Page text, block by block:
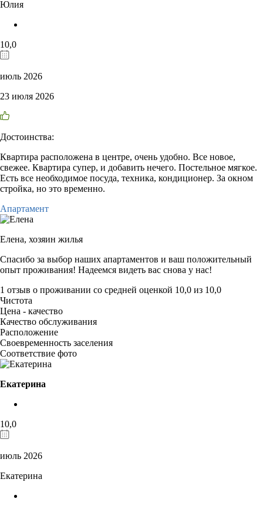
Юлия
10,0
июль 2026
23 июля 2026
Достоинства:
Квартира расположена в центре, очень удобно. Все новое,
свежее. Квартира супер, и добавить нечего. Постельное мягкое.
Есть все необходимое посуда, техника, кондиционер. За окном
стройка, но это временно.
Апартамент
Елена, хозяин жилья
Спасибо за выбор наших апартаментов и ваш положительный
опыт проживания! Надеемся видеть вас снова у нас!
1 отзыв о проживании со средней оценкой 10,0 из 10,0
Чистота
Цена - качество
Качество обслуживания
Расположение
Своевременность заселения
Соответствие фото
Екатерина
10,0
июль 2026
Екатерина